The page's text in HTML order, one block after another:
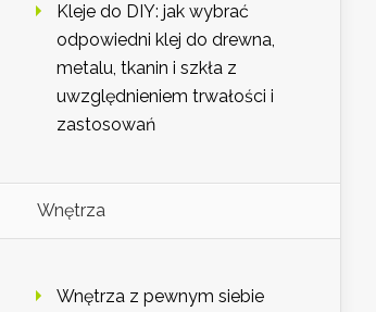
Kleje do DIY: jak wybrać
odpowiedni klej do drewna,
metalu, tkanin i szkła z
uwzględnieniem trwałości i
zastosowań
Wnętrza
Wnętrza z pewnym siebie